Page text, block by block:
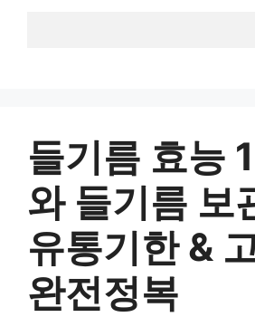
들기름 효능
와 들기름 보
유통기한 &
완전정복